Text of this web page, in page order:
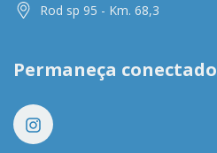
Rod sp 95 - Km. 68,3
Permaneça conectado